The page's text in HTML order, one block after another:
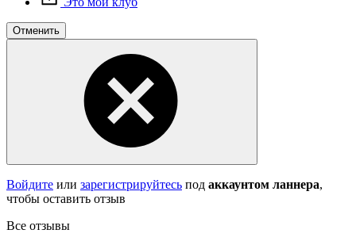
Отменить
Войдите или зарегистрируйтесь под аккаунтом ланнера,
чтобы оставить отзыв
Все отзывы